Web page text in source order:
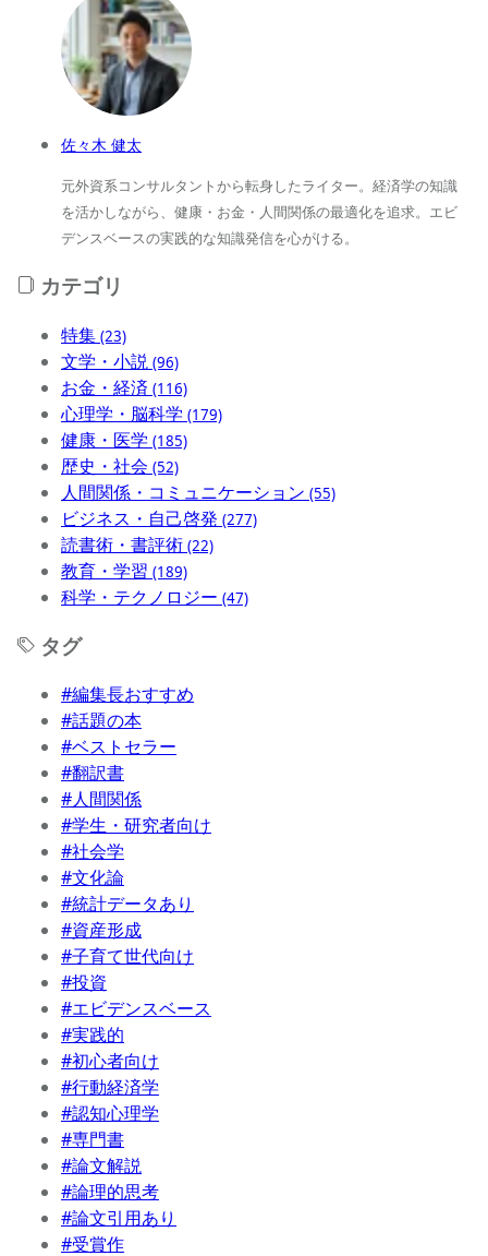
佐々木 健太
元外資系コンサルタントから転身したライター。経済学の知識
を活かしながら、健康・お金・人間関係の最適化を追求。エビ
デンスベースの実践的な知識発信を心がける。
カテゴリ
特集 (23)
文学・小説 (96)
お金・経済 (116)
心理学・脳科学 (179)
健康・医学 (185)
歴史・社会 (52)
人間関係・コミュニケーション (55)
ビジネス・自己啓発 (277)
読書術・書評術 (22)
教育・学習 (189)
科学・テクノロジー (47)
タグ
#編集長おすすめ
#話題の本
#ベストセラー
#翻訳書
#人間関係
#学生・研究者向け
#社会学
#文化論
#統計データあり
#資産形成
#子育て世代向け
#投資
#エビデンスベース
#実践的
#初心者向け
#行動経済学
#認知心理学
#専門書
#論文解説
#論理的思考
#論文引用あり
#受賞作